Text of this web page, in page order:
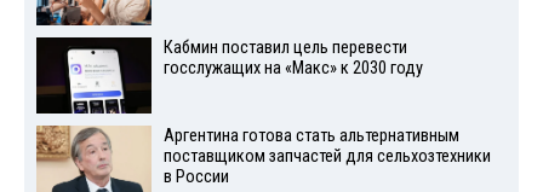
Кабмин поставил цель перевести
госслужащих на «Макс» к 2030 году
Аргентина готова стать альтернативным
поставщиком запчастей для сельхозтехники
в России